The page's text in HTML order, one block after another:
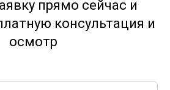
прямо сейчас и
консультация и
осмотр